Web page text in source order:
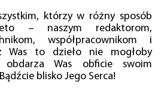
którzy w różny sposób
– naszym redaktorom,
współpracownikom i
Was to dzieło nie mogłoby
Was obficie swoim
blisko Jego Serca!